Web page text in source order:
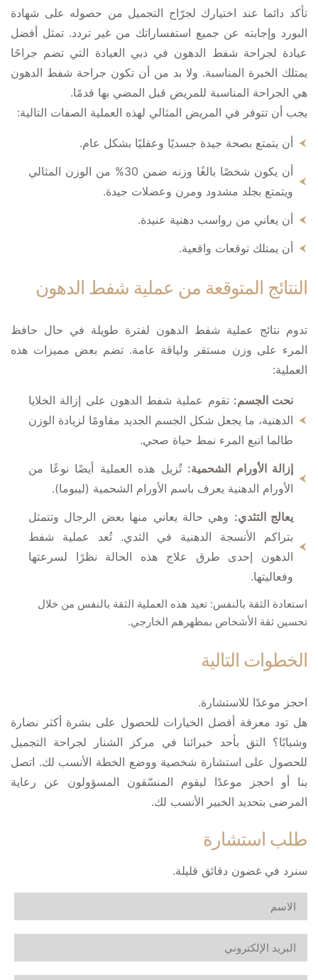
تأكد دائما عند اختيارك لجرّاح التجميل من حصوله على شهادة
البورد وإجابته عن جميع استفساراتك من غير تردد. تمثل أفضل
عيادة لجراحة شفط الدهون في دبي العيادة التي تضم جراحًا
يمتلك الخبرة المناسبة. ولا بد من أن تكون جراحة شفط الدهون
هي الجراحة المناسبة للمريض قبل المضي بها قدمًا.
يجب أن تتوفر في المريض المثالي لهذه العملية الصفات التالية:
أن يتمتع بصحة جيدة جسديًا وعقليًا بشكل عام.
أن يكون شخصًا بالغًا وزنه ضمن 30% من الوزن المثالي
ويتمتع بجلد مشدود ومرن وعضلات جيدة.
أن يعاني من رواسب دهنية عنيدة.
أن يمتلك توقعات واقعية.
النتائج المتوقعة من عملية شفط الدهون
تدوم نتائج عملية شفط الدهون لفترة طويلة في حال حافظ
المرء على وزن مستقر ولياقة عامة. تضم بعض مميزات هذه
العملية:
نحت الجسم: تقوم عملية شفط الدهون على إزالة الخلايا
الدهنية، ما يجعل شكل الجسم الجديد مقاومًا لزيادة الوزن
طالما اتبع المرء نمط حياة صحي.
إزالة الأورام الشحمية: تُزيل هذه العملية أيضًا نوعًا من
الأورام الدهنية يعرف باسم الأورام الشحمية (ليبوما).
يعالج التثدي: وهي حالة يعاني منها بعض الرجال وتتمثل
بتراكم الأنسجة الدهنية في الثدي. تُعد عملية شفط
الدهون إحدى طرق علاج هذه الحالة نظرًا لسرعتها
وفعاليتها.
استعادة الثقة بالنفس: تعيد هذه العملية الثقة بالنفس من خلال
تحسين ثقة الأشخاص بمظهرهم الخارجي.
الخطوات التالية
احجز موعدًا للاستشارة.
هل تود معرفة أفضل الخيارات للحصول على بشرة أكثر نضارة
وشبابًا؟ التق بأحد خبرائنا في مركز الشنار لجراحة التجميل
للحصول على استشارة شخصية ووضع الخطة الأنسب لك. اتصل
بنا أو احجز موعدًا ليقوم المنسّقون المسؤولون عن رعاية
المرضى بتحديد الخبير الأنسب لك.
طلب استشارة
سنرد في غضون دقائق قليلة.